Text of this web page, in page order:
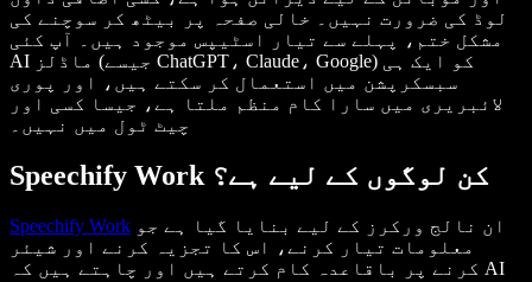
لوڈ کی ضرورت نہیں۔ خالی صفحہ پر بیٹھ کر سوچنے کی
مشکل ختم، پہلے سے تیار اسٹیپس موجود ہیں۔ آپ کئی
AI ماڈلز (جیسے ChatGPT، Claude، Google) کو ایک ہی
سبسکرپشن میں استعمال کر سکتے ہیں، اور پوری
لائبریری میں سارا کام منظم ملتا ہے، جیسا کسی اور
چیٹ ٹول میں نہیں۔
Speechify Work کن لوگوں کے لیے ہے؟
Speechify Work
معلومات تیار کرنے، اس کا تجزیہ کرنے اور شیئر
کرنے پر باقاعدہ کام کرتے ہیں اور چاہتے ہیں کہ AI